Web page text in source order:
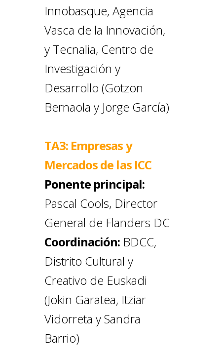
Innobasque, Agencia
Vasca de la Innovación,
y Tecnalia, Centro de
Investigación y
Desarrollo (Gotzon
Bernaola y Jorge García)
TA3: Empresas y
Mercados de las ICC
Ponente principal:
Pascal Cools, Director
General de Flanders DC
Coordinación: BDCC,
Distrito Cultural y
Creativo de Euskadi
(Jokin Garatea, Itziar
Vidorreta y Sandra
Barrio)